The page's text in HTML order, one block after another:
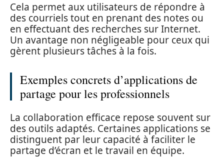
Cela permet aux utilisateurs de répondre à
des courriels tout en prenant des notes ou
en effectuant des recherches sur Internet.
Un avantage non négligeable pour ceux qui
gèrent plusieurs tâches à la fois.
Exemples concrets d’applications de
partage pour les professionnels
La collaboration efficace repose souvent sur
des outils adaptés. Certaines applications se
distinguent par leur capacité à faciliter le
partage d’écran et le travail en équipe.